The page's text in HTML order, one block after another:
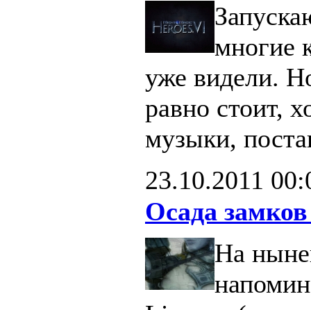
многие
уже видели.
равно стоит,
музыки,
23.10.2011
Осада замков
На